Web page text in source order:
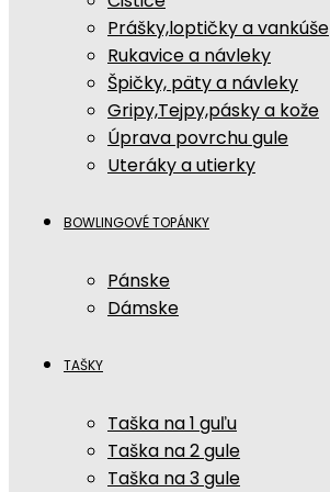
Prášky,loptičky a vankúše
Rukavice a návleky
Špičky, päty a návleky
Gripy,Tejpy,pásky a kože
Úprava povrchu gule
Uteráky a utierky
BOWLINGOVÉ TOPÁNKY
Pánske
Dámske
TAŠKY
Taška na 1 guľu
Taška na 2 gule
Taška na 3 gule